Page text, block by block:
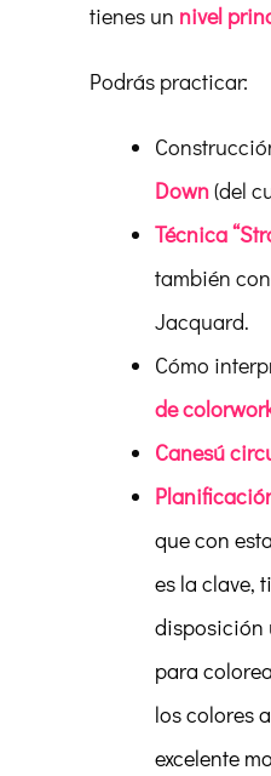
tienes un nivel
Podrás practicar:
Down(del
Técnica
también
Jacquard.
Cómo
de
Canesú
que con
es la clave,
disposición
para
los colores
excelente